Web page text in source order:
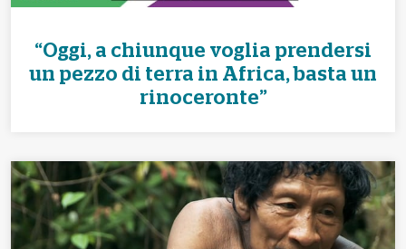
“Oggi, a chiunque voglia prendersi
un pezzo di terra in Africa, basta un
rinoceronte”